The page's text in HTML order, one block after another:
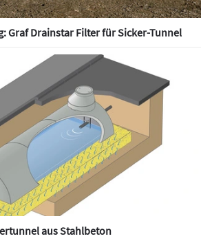
Graf Drainstar Filter für Sicker-Tunnel
aus Stahlbeton